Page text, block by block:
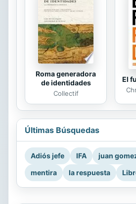
Roma generadora
de identidades
Collectif
El
Últimas Búsquedas
Adiós jefe IFA
juan
mentira
la respuesta